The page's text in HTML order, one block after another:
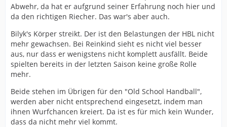
Abwehr, da hat er aufgrund seiner Erfahrung noch hier und
da den richtigen Riecher. Das war's aber auch.
Bilyk's Körper streikt. Der ist den Belastungen der HBL nicht
mehr gewachsen. Bei Reinkind sieht es nicht viel besser
aus, nur dass er wenigstens nicht komplett ausfällt. Beide
spielten bereits in der letzten Saison keine große Rolle
mehr.
Beide stehen im Übrigen für den "Old School Handball",
werden aber nicht entsprechend eingesetzt, indem man
ihnen Wurfchancen kreiert. Da ist es für mich kein Wunder,
dass da nicht mehr viel kommt.